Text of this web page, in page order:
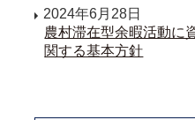
2024年6月28日
農村滞在型余暇活動に
関する基本方針